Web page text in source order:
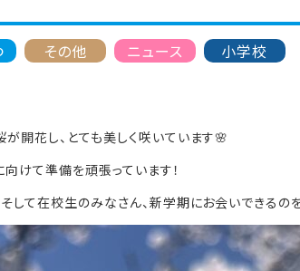
その他 ニュース 小学校
開花し、とても美しく咲いています🌸
けて準備を頑張っています！
して在校生のみなさん、新学期にお会いできるの